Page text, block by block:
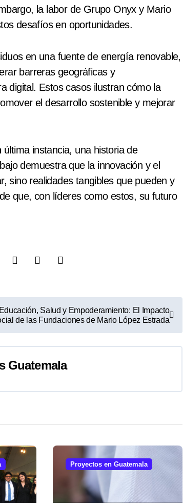
la labor de Grupo Onyx y Mario
desafíos en oportunidades.
en una fuente de energía renovable,
barreras geográficas y
digital. Estos casos ilustran cómo la
el desarrollo sostenible y mejorar
instancia, una historia de
demuestra que la innovación y el
sino realidades tangibles que pueden y
que, con líderes como estos, su futuro
Educación, Salud y Empoderamiento: El Impacto
de las Fundaciones de Mario López Estrada
Guatemala
Proyectos en Guatemala